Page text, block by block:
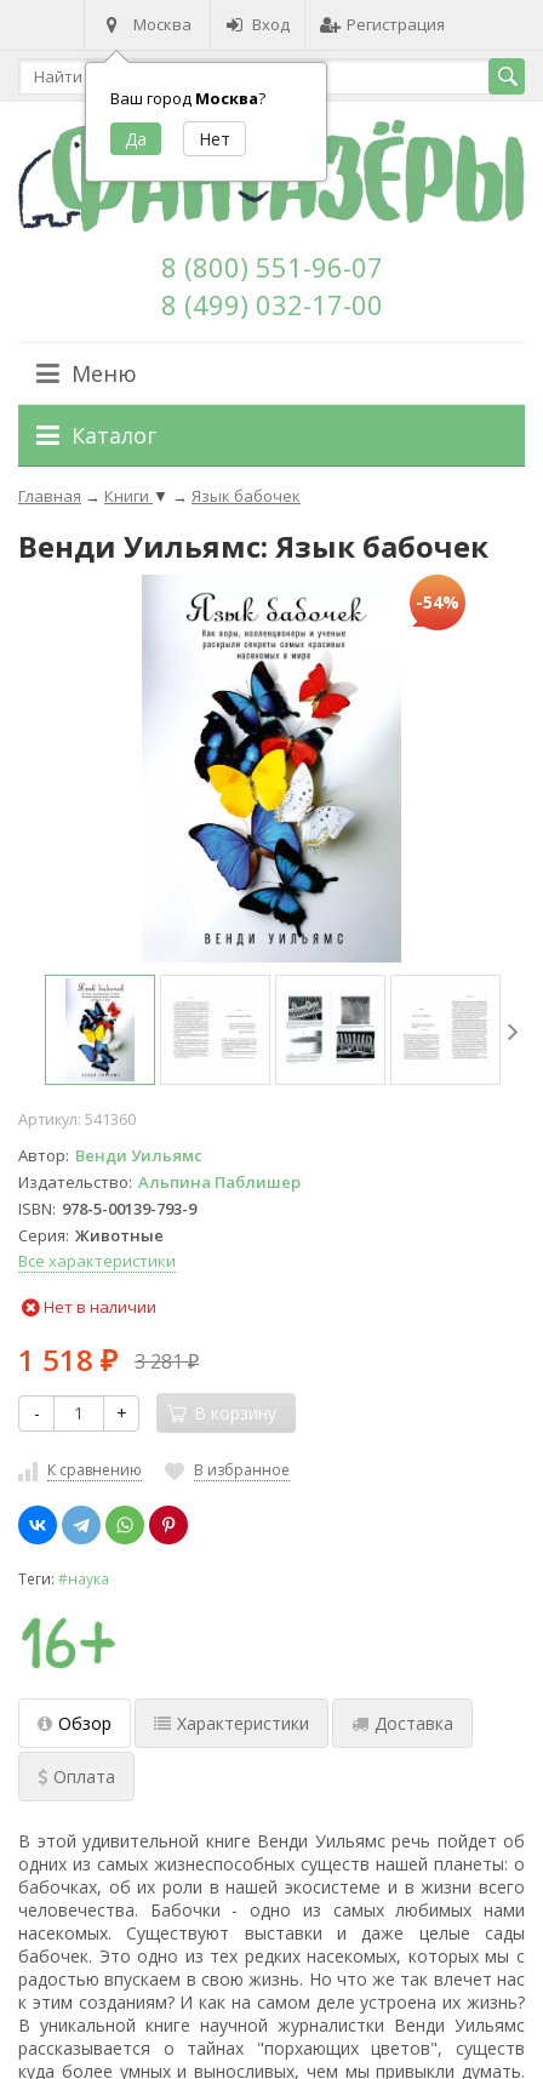
Москва
Ваш город Москва?
Вход Регистрация
8 (800) 551-96-07
8 (499) 032-17-00
Меню
Каталог
Главная → Книги ▼ → Язык бабочек
Венди Уильямс: Язык бабочек
-54%
Артикул: 541360
Автор Венди Уильямс
Издательство Альпина Паблишер
ISBN 978-5-00139-793-9
Серия Животные
Все характеристики
Нет в наличии
1 518 ₽ 3 281₽
- + В корзину
К сравнению В избранное
Теги: #наука
Обзор Характеристики Доставка
Оплата
В этой удивительной книге Венди Уильямс речь пойдет об
одних из самых жизнеспособных существ нашей планеты: о
бабочках, об их роли в нашей экосистеме и в жизни всего
человечества. Бабочки - одно из самых любимых нами
насекомых. Существуют выставки и даже целые сады
бабочек. Это одно из тех редких насекомых, которых мы с
радостью впускаем в свою жизнь. Но что же так влечет нас
к этим созданиям? И как на самом деле устроена их жизнь?
В уникальной книге научной журналистки Венди Уильямс
рассказывается о тайнах "порхающих цветов", существ
куда более умных и выносливых, чем мы привыкли думать.